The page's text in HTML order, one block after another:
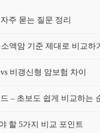
주 묻는 질문 정리
액암 기준 제대로 비교하기
비갱신형 암보험 차이
– 초보도 쉽게 비교하는
할 5가지 비교 포인트